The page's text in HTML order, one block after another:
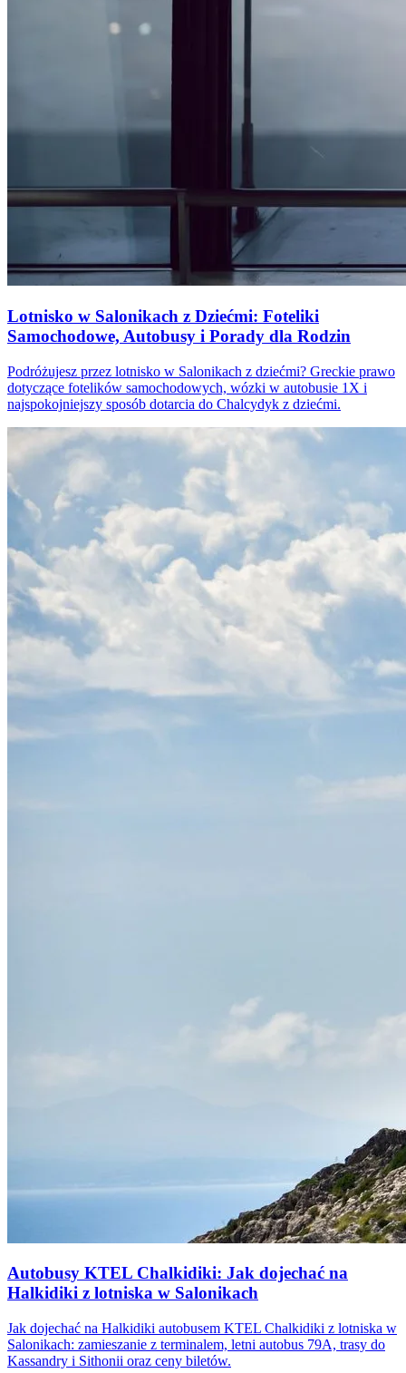
Lotnisko w Salonikach z Dziećmi: Foteliki
Samochodowe, Autobusy i Porady dla Rodzin
Podróżujesz przez lotnisko w Salonikach z dziećmi? Greckie prawo
dotyczące fotelików samochodowych, wózki w autobusie 1X i
najspokojniejszy sposób dotarcia do Chalcydyk z dziećmi.
Autobusy KTEL Chalkidiki: Jak dojechać na
Halkidiki z lotniska w Salonikach
Jak dojechać na Halkidiki autobusem KTEL Chalkidiki z lotniska w
Salonikach: zamieszanie z terminalem, letni autobus 79A, trasy do
Kassandry i Sithonii oraz ceny biletów.